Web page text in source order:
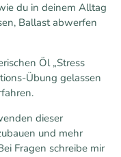
du in deinem Alltag
Ballast abwerfen
Öl „Stress
Übung gelassen
dieser
und mehr
Fragen schreibe mir